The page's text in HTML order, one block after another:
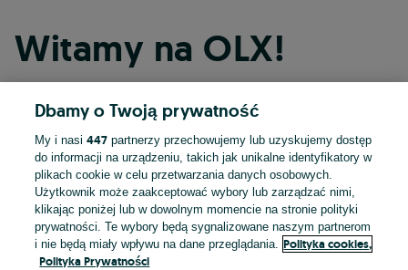
Witamy na OLX!
Kontynuuj przez Facebooka
Kontynuuj przez konto Apple
Kontynuuj przez konto Google
Dbamy o Twoją prywatność
My i nasi447 partnerzy przechowujemy lub uzyskujemy dostęp
do informacji na urządzeniu, takich jak unikalne identyfikatory w
plikach cookie w celu przetwarzania danych osobowych.
Użytkownik może zaakceptować wybory lub zarządzać nimi,
klikając poniżej lub w dowolnym momencie na stronie polityki
prywatności. Te wybory będą sygnalizowane naszym partnerom
i nie będą miały wpływu na dane przeglądania.
Polityka cookies,
Polityka Prywatności